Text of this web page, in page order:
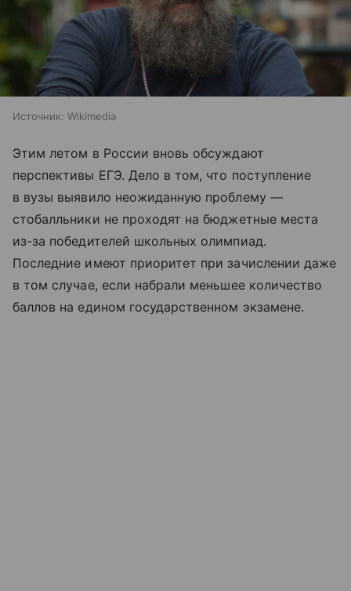
Источник: Wikimedia
Этим летом в России вновь обсуждают
перспективы ЕГЭ. Дело в том, что поступление
в вузы выявило неожиданную проблему —
стобалльники не проходят на бюджетные места
из-за победителей школьных олимпиад.
Последние имеют приоритет при зачислении даже
в том случае, если набрали меньшее количество
баллов на едином государственном экзамене.